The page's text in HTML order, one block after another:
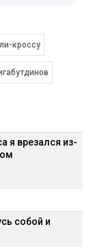
кроссу
я врезался из-
собой и